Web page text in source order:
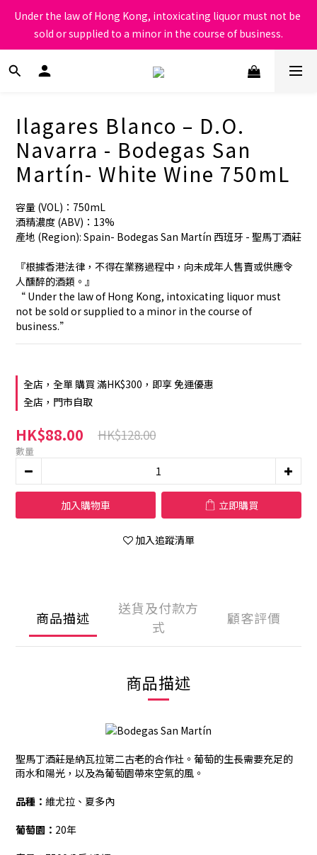
根據香港法律，不得在業務過程中，向未成年人售賣或供應令人醺
醉的酒類
Under the law of Hong Kong, intoxicating liquor must not be
sold or supplied to a minor in the course of business.
根據香港法律，不得在業務過程中，向未成年人售賣或供應令人醺
Ilagares Blanco – D.O.
Navarra - Bodegas San
Martín- White Wine 750mL
容量 (VOL)：750mL
酒精濃度 (ABV)：13%
產地 (Region): Spain- Bodegas San Martín 西班牙 - 聖馬丁酒莊
『根據香港法律，不得在業務過程中，向未成年人售賣或供應令
人醺醉的酒類。』
“ Under the law of Hong Kong, intoxicating liquor must
not be sold or supplied to a minor in the course of
business.”
全店，全單 購買 滿HK$300，即享 免運優惠
全店，門市自取
HK$88.00 HK$128.00
數量
加入購物車 立即購買
加入追蹤清單
商品描述
送貨及付款方
式
顧客評價
商品描述
聖馬丁酒莊是納瓦拉第二古老的合作社。葡萄的生長需要充足的
雨水和陽光，以及為葡萄園帶來空氣的風。
品種： 維尤拉、夏多內
葡萄園： 20年